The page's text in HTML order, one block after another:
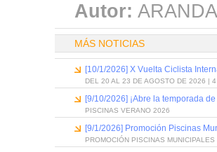
Autor:
MÁS NOTICIAS
[10/1/2026] X Vuelta Ciclista
DEL 20 AL 23 DE AGOSTO DE 2026 | 4
[9/10/2026] ¡Abre la temporada
PISCINAS VERANO 2026
[9/1/2026] Promoción Piscinas
PROMOCIÓN PISCINAS